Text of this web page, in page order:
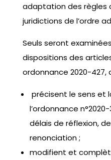
adaptation des règles
juridictions de l’ordre
Seuls seront
dispositions des
ordonnance 2020-427,
précisent le sens et
l’ordonnance
délais de réflexion,
renonciation ;
modifient et